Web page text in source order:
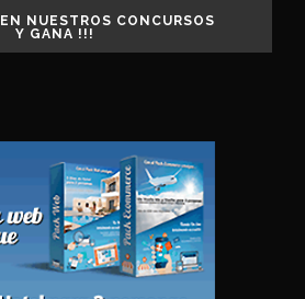
EN NUESTROS CONCURSOS
Y GANA !!!